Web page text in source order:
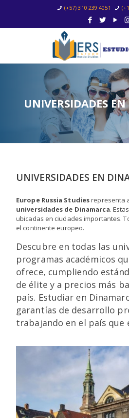
(+57) 310 239 4051
UNIVERSIDADES
UNIVERSIDADES EN
Europe Russia Studiesrepresenta
universidades de Dinamarca.
ubicadas en ciudades importantes.
el continente europeo.
Descubre en todas las
programas académicos
ofrece, cumpliendo
de élite y a precios más
país. Estudiar en
garantías de desarrollo
trabajando en el país que